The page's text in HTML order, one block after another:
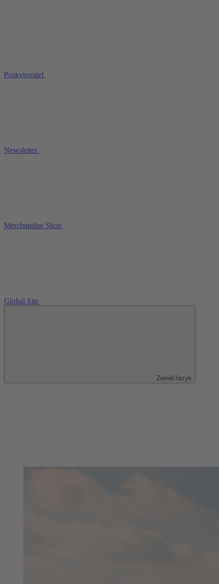
Poskytovatel
Newsletter
Merchandise Shop
Global Site
Země/Jazyk